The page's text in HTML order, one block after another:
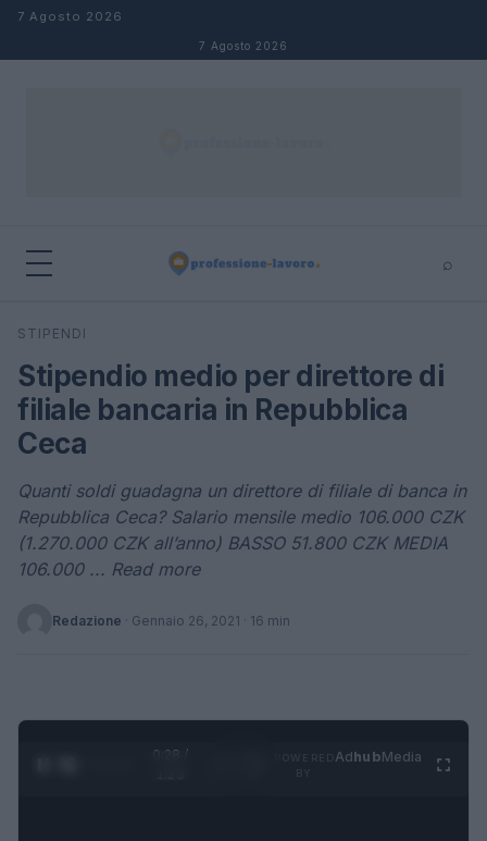
Salta al contenuto
7 Agosto 2026
7 Agosto 2026
⌕
Cerca
STIPENDI
Stipendio medio per direttore di
filiale bancaria in Repubblica
Ceca
Quanti soldi guadagna un direttore di filiale di banca in
Repubblica Ceca? Salario mensile medio 106.000 CZK
(1.270.000 CZK all’anno) BASSO 51.800 CZK MEDIA
106.000 ... Read more
Redazione · Gennaio 26, 2021 · 16 min
0:29 /
AdhubMedia